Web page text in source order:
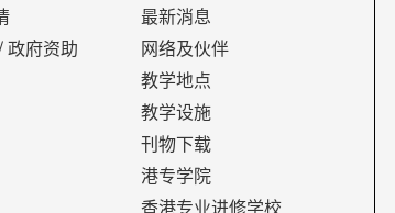
政府资助
最新消息
网络及伙伴
教学地点
教学设施
刊物下载
港专学院
香港专业进修学校